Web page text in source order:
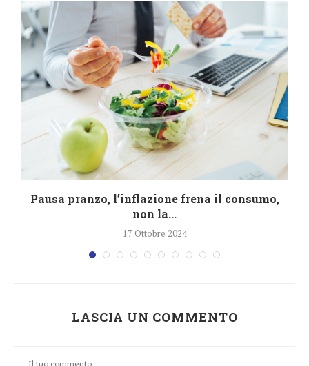
Pausa pranzo, l’inflazione frena il consumo,
non la...
17 Ottobre 2024
LASCIA UN COMMENTO